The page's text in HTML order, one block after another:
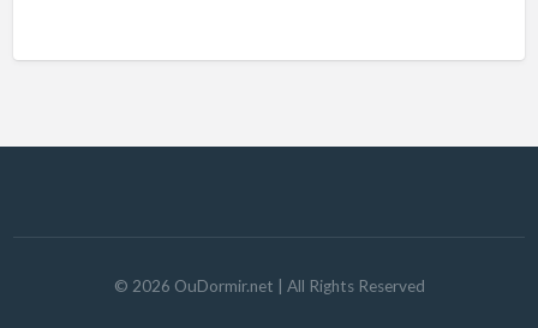
© 2026 OuDormir.net | All Rights Reserved